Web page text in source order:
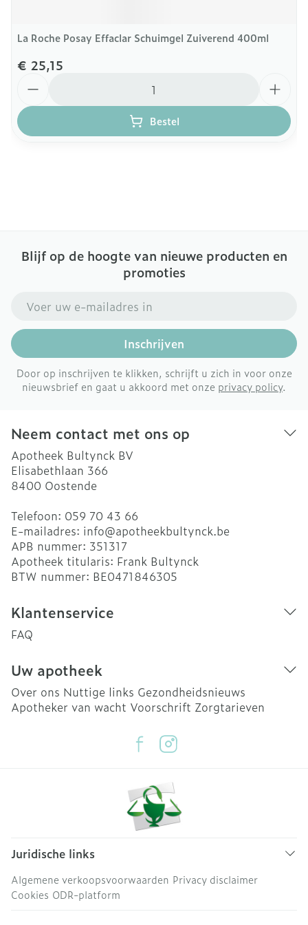
La Roche Posay Effaclar Schuimgel Zuiverend 400ml
€ 25,15
Bestel
Blijf op de hoogte van nieuwe producten en
promoties
Inschrijven
Door op inschrijven te klikken, schrijft u zich in voor onze
nieuwsbrief en gaat u akkoord met onze privacy policy.
Neem contact met ons op
Apotheek Bultynck BV
Elisabethlaan 366
8400 Oostende
Telefoon: 059 70 43 66
E-mailadres: info@apotheekbultynck.be
APB nummer: 351317
Apotheek titularis: Frank Bultynck
BTW nummer: BE0471846305
Klantenservice
FAQ
Uw apotheek
Over ons Nuttige links Gezondheidsnieuws
Apotheker van wacht Voorschrift Zorgtarieven
Juridische links
Algemene verkoopsvoorwaarden Privacy disclaimer
Cookies ODR-platform